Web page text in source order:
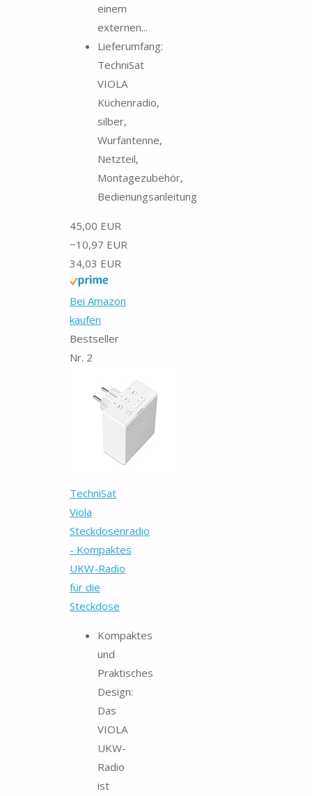
einem
externen...
Lieferumfang:
TechniSat
VIOLA
Küchenradio,
silber,
Wurfantenne,
Netzteil,
Montagezubehör,
Bedienungsanleitung
45,00 EUR
−10,97 EUR
34,03 EUR
Bei Amazon
kaufen
Bestseller
Nr. 2
TechniSat
Viola
Steckdosenradio
- Kompaktes
UKW-Radio
für die
Steckdose
Kompaktes
und
Praktisches
Design:
Das
VIOLA
UKW-
Radio
ist